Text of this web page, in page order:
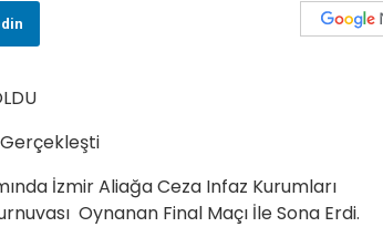
Gerçekleşti
İzmir Aliağa Ceza Infaz Kurumları
Oynanan Final Maçı İle Sona Erdi.